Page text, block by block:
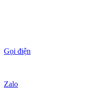
Gọi điện
Zalo